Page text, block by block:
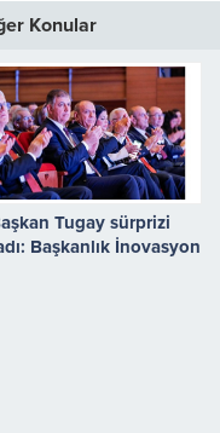
Konular
Tugay sürprizi
Başkanlık İnovasyon